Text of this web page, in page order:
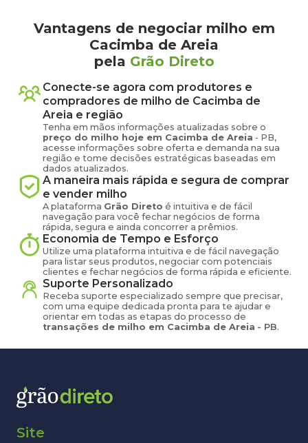
Vantagens de negociar milho em
Cacimba de Areia
pela Grão Direto
Conecte-se agora com produtores e
compradores de milho de Cacimba de
Areia e região
Tenha em mãos informações atualizadas sobre o
preço do milho hoje em Cacimba de Areia - PB,
acesse informações sobre oferta e demanda na sua
região e tome decisões estratégicas baseadas em
dados atualizados.
A maneira mais rápida e segura de comprar
e vender milho
A plataforma Grão Direto é intuitiva e de fácil
navegação para você fechar negócios de forma
rápida, segura e ainda concorrer a prêmios.
Economia de Tempo e Esforço
Utilize uma plataforma intuitiva e de fácil navegação
para listar seus produtos, negociar com potenciais
clientes e fechar negócios de forma rápida e eficiente.
Suporte Personalizado
Receba suporte especializado sempre que precisar,
com uma equipe dedicada pronta para te ajudar e
orientar em todas as etapas do processo de
transações de milho em Cacimba de Areia - PB.
Site